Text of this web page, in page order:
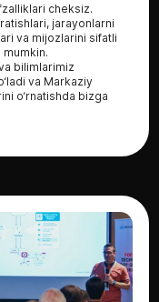
cheksiz.
jarayonlarni
va mijozlarini sifatli
mumkin.
bilimlarimiz
va Markaziy
o‘rnatishda bizga